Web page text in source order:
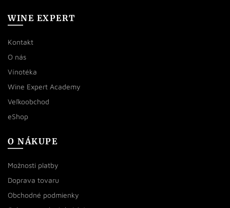
WINE EXPERT
Kontakt
O nás
Vínotéka
Wine Expert Academy
Veľkoobchod
eShop
O NÁKUPE
Možnosti platby
Doprava tovaru
Obchodné podmienky